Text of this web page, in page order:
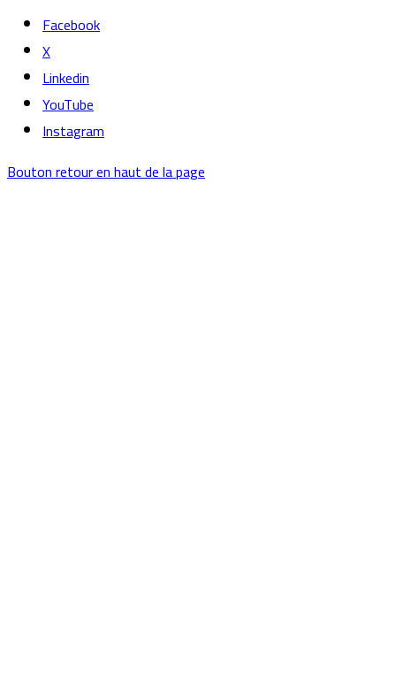
Facebook
X
Linkedin
YouTube
Instagram
Bouton retour en haut de la page